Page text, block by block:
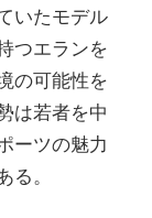
いたモデル
つエランを
の可能性を
は若者を中
ーツの魅力
。